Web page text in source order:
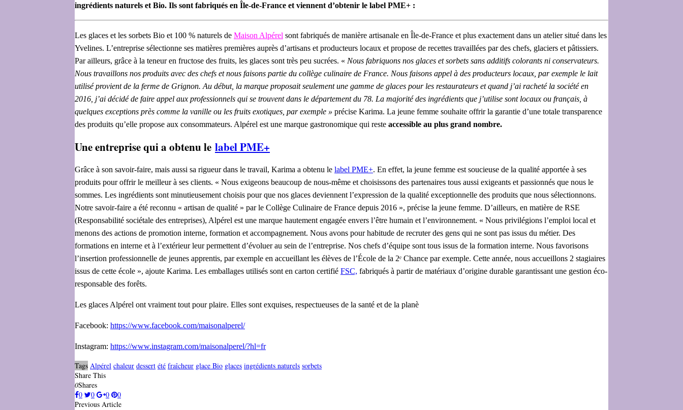
ingrédients naturels et Bio. Ils sont fabriqués en Île-de-France et viennent d’obtenir le label PME+ :
Les glaces et les sorbets Bio et 100 % naturels de Maison Alpérel sont fabriqués de manière artisanale en Île-de-France et plus exactement dans un atelier situé dans les
Yvelines. L’entreprise sélectionne ses matières premières auprès d’artisans et producteurs locaux et propose de recettes travaillées par des chefs, glaciers et pâtissiers.
Par ailleurs, grâce à la teneur en fructose des fruits, les glaces sont très peu sucrées. « Nous fabriquons nos glaces et sorbets sans additifs colorants ni conservateurs.
Nous travaillons nos produits avec des chefs et nous faisons partie du collège culinaire de France. Nous faisons appel à des producteurs locaux, par exemple le lait
utilisé provient de la ferme de Grignon. Au début, la marque proposait seulement une gamme de glaces pour les restaurateurs et quand j’ai racheté la société en
2016, j’ai décidé de faire appel aux professionnels qui se trouvent dans le département du 78. La majorité des ingrédients que j’utilise sont locaux ou français, à
quelques exceptions près comme la vanille ou les fruits exotiques, par exemple » précise Karima. La jeune femme souhaite offrir la garantie d’une totale transparence
des produits qu’elle propose aux consommateurs. Alpérel est une marque gastronomique qui reste accessible au plus grand nombre.
Une entreprise qui a obtenu le label PME+
Grâce à son savoir-faire, mais aussi sa rigueur dans le travail, Karima a obtenu le label PME+. En effet, la jeune femme est soucieuse de la qualité apportée à ses
produits pour offrir le meilleur à ses clients. « Nous exigeons beaucoup de nous-même et choisissons des partenaires tous aussi exigeants et passionnés que nous le
sommes. Les ingrédients sont minutieusement choisis pour que nos glaces deviennent l’expression de la qualité exceptionnelle des produits que nous sélectionnons.
Notre savoir-faire a été reconnu « artisan de qualité » par le Collège Culinaire de France depuis 2016 », précise la jeune femme. D’ailleurs, en matière de RSE
(Responsabilité sociétale des entreprises), Alpérel est une marque hautement engagée envers l’être humain et l’environnement. « Nous privilégions l’emploi local et
menons des actions de promotion interne, formation et accompagnement. Nous avons pour habitude de recruter des gens qui ne sont pas issus du métier. Des
formations en interne et à l’extérieur leur permettent d’évoluer au sein de l’entreprise. Nos chefs d’équipe sont tous issus de la formation interne. Nous favorisons
l’insertion professionnelle de jeunes apprentis, par exemple en accueillant les élèves de l’École de la 2ᵉ Chance par exemple. Cette année, nous accueillons 2 stagiaires
issus de cette école », ajoute Karima. Les emballages utilisés sont en carton certifié FSC, fabriqués à partir de matériaux d’origine durable garantissant une gestion éco-
responsable des forêts.
Les glaces Alpérel ont vraiment tout pour plaire. Elles sont exquises, respectueuses de la santé et de la planè
Facebook: https://www.facebook.com/maisonalperel/
Instagram: https://www.instagram.com/maisonalperel/?hl=fr
Tags Alpérel chaleur dessert été fraîcheur glace Bio glaces ingrédients naturels sorbets
Share This
0Shares
0
0 0
0
Previous Article